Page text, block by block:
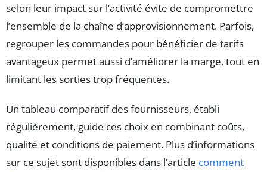
selon leur impact sur l’activité évite de compromettre
l’ensemble de la chaîne d’approvisionnement. Parfois,
regrouper les commandes pour bénéficier de tarifs
avantageux permet aussi d’améliorer la marge, tout en
limitant les sorties trop fréquentes.
Un tableau comparatif des fournisseurs, établi
régulièrement, guide ces choix en combinant coûts,
qualité et conditions de paiement. Plus d’informations
sur ce sujet sont disponibles dans l’article comment